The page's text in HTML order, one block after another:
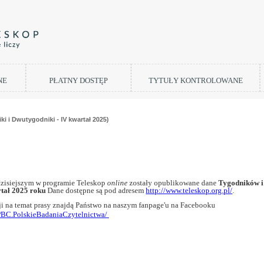
PŁATNY DOSTĘP TYTUŁY KONTROLOWANE
i Dwutygodniki - IV kwartał 2025)
Państwo,
w programie Teleskop online zostały opublikowane dane Tygodników i
2025 roku Dane dostępne są pod adresem http://www.teleskop.org.pl/.
temat prasy znajdą Państwo na naszym fanpage'u na Facebooku